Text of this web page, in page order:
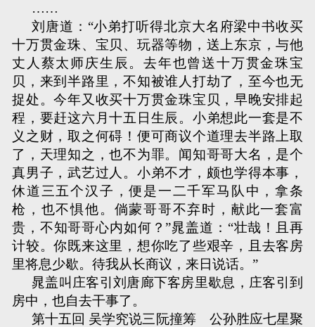
……
刘唐道：“小弟打听得北京大名府梁中书收买
十万贯金珠、宝贝、玩器等物，送上东京，与他
丈人蔡太师庆生辰。去年也曾送十万贯金珠宝
贝，来到半路里，不知被谁人打劫了，至今也无
捉处。今年又收买十万贯金珠宝贝，早晚安排起
程，要赶这六月十五日生辰。小弟想此一套是不
义之财，取之何碍！便可商议个道理去半路上取
了，天理知之，也不为罪。闻知哥哥大名，是个
真男子，武艺过人。小弟不才，颇也学得本事，
休道三五个汉子，便是一二千军马队中，拿条
枪，也不惧他。倘蒙哥哥不弃时，献此一套富
贵，不知哥哥心内如何？”晁盖道：“壮哉！且再
计较。你既来这里，想你吃了些艰辛，且去客房
里将息少歇。待我从长商议，来日说话。”
晁盖叫庄客引刘唐廊下客房里歇息，庄客引到
房中，也自去干事了。
第十五回 吴学究说三阮撞筹 公孙胜应七星聚